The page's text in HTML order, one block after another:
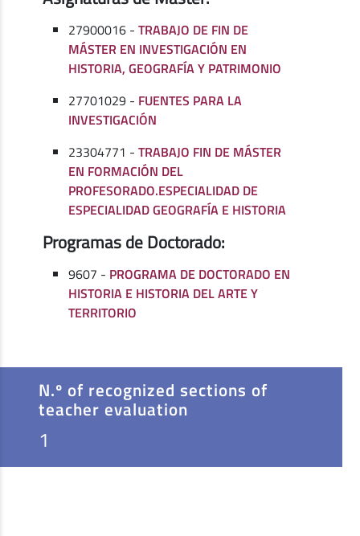
27900016 -TRABAJO DE FIN DE
MÁSTER EN INVESTIGACIÓN EN
HISTORIA, GEOGRAFÍA Y PATRIMONIO
27701029 - FUENTES PARA LA
INVESTIGACIÓN
23304771 -TRABAJO FIN DE MÁSTER
EN FORMACIÓN DEL
PROFESORADO.ESPECIALIDAD DE
ESPECIALIDAD GEOGRAFÍA E HISTORIA
Programas de Doctorado:
9607 - PROGRAMA DE DOCTORADO EN
HISTORIA E HISTORIA DEL ARTE Y
TERRITORIO
N.º of recognized sections of
teacher evaluation
1